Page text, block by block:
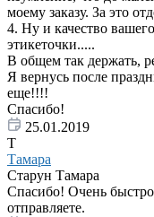
моему заказу. За это
4. Ну и качество
этикеточки.....
В общем так держать,
Я вернусь после
еще!!!!
Спасибо!
25.01.2019
Т
Тамара
Старун Тамара
Спасибо! Очень быстро
отправляете.